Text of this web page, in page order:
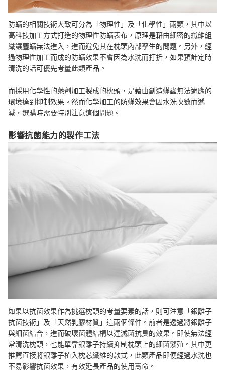
防蟎的相關技術大致可分為「物理性」及「化學性」兩類，其中以
高科技加工方式打造的物理性防蟎表布，原理是藉由細密的纖維組
織讓塵蟎無法進入，進而避免其在枕頭內部孳生的問題。另外，經
過物理性加工而成的防蟎效果不會因為水洗而打折，如果預計定時
清洗的話可優先考量此類產品。
而採用化學性的藥劑加工製成的枕頭，是藉由創造蟎蟲無法適應的
環境達到抑制效果。然而化學加工的防蟎效果會因水洗次數而遞
減，選購時需要特別注意這個問題。
影響抗菌能力的製作工法
如果以抗菌效果作為挑選枕頭的考量要素的話，則可注意「銀離子
抗菌技術」及「天然乳膠材質」這兩個條件。前者是透過將銀離子
與細菌結合，進而破壞菌體結構以達滅菌抗臭的效果。即使無法經
常清洗枕頭，也能單靠銀離子持續抑制枕頭上的細菌繁殖。其中更
推薦直接將銀離子植入枕芯纖維的款式，此類產品即便經過水洗也
不易影響抗菌效果，有效延長產品的使用壽命。